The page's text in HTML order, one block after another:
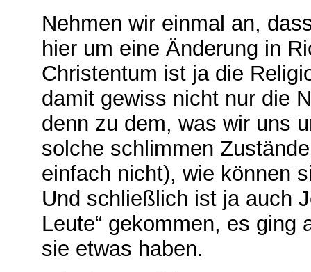
Nehmen wir einmal an,
hier um eine Änderung in
Christentum ist ja die
damit gewiss nicht nur die
denn zu dem, was wir uns
solche schlimmen
einfach nicht), wie können
Und schließlich ist ja auch
Leute“ gekommen, es ging
sie etwas haben.